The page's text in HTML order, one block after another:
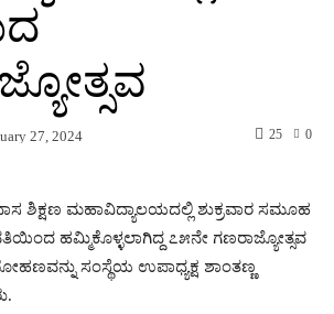
27, 2024 0
25
ಶಿಕ್ಷಣ ಮಹಾವಿದ್ಯಾಲಯದಲ್ಲಿ ಶುಕ್ರವಾರ ಸಮೂಹ
ಹಮ್ಮಿಕೊಳ್ಳಲಾಗಿದ್ದ ೭೫ನೇ ಗಣರಾಜ್ಯೋತ್ಸವ
ಸಂಸ್ಥೆಯ ಉಪಾಧ್ಯಕ್ಷ ಶಾಂತಣ್ಣ